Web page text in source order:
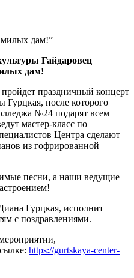
милых дам!”
Гайдаровец
дам!
праздничный концерт
Гурцкая, после которого
№24 подарят всем
мастер-класс по
Центра сделают
из гофрированной
песни, а наши ведущие
Гурцкая, исполнит
с поздравлениями.
https://gurtskaya-center-